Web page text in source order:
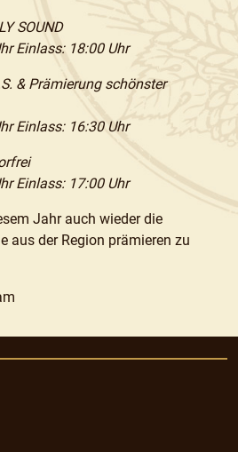
SOUND
Einlass: 18:00 Uhr
& Prämierung schönster
Einlass: 16:30 Uhr
Einlass: 17:00 Uhr
Jahr auch wieder die
aus der Region prämieren zu